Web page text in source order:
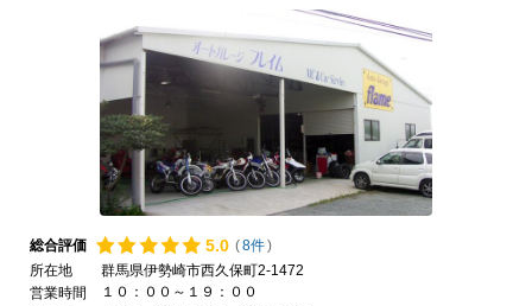
総合評価 5.0 (8件)
所在地
群馬県伊勢崎市西久保町2-1472
営業時間
１０：００～１９：００